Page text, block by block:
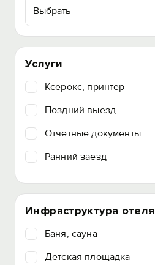
Выбрать
Услуги
Ксерокс, принтер
Поздний выезд
Отчетные документы
Ранний заезд
Инфраструктура отеля
Баня, сауна
Детская площадка